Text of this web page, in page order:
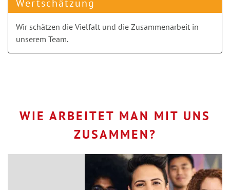
Wertschätzung
Wir schätzen die Vielfalt und die Zusammenarbeit in
unserem Team.
WIE ARBEITET MAN MIT UNS
ZUSAMMEN?